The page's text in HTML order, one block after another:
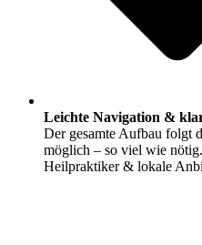
Leichte Navigation &
Der gesamte Aufbau folgt
möglich – so viel wie
Heilpraktiker & lokale